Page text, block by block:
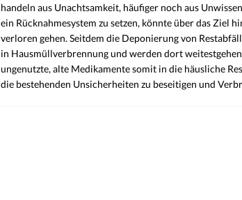
handeln aus Unachtsamkeit, häufiger noch aus
ein Rücknahmesystem zu setzen, könnte über das Ziel
verloren gehen. Seitdem die Deponierung von
in Hausmüllverbrennung und werden dort
ungenutzte, alte Medikamente somit in die häusliche
die bestehenden Unsicherheiten zu beseitigen und